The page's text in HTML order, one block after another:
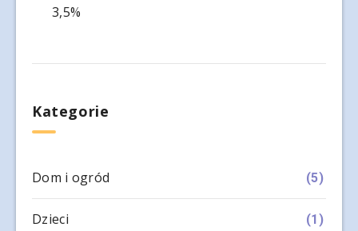
3,5%
Kategorie
Dom i ogród (5)
Dzieci (1)